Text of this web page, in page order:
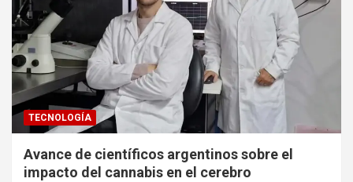
TECNOLOGÍA
Avance de científicos argentinos sobre el
impacto del cannabis en el cerebro